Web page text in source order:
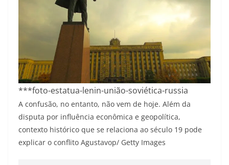
***foto-estatua-lenin-união-soviética-russia
A confusão, no entanto, não vem de hoje. Além da
disputa por influência econômica e geopolítica,
contexto histórico que se relaciona ao século 19 pode
explicar o conflito Agustavop/ Getty Images